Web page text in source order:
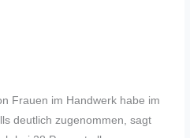
Frauen im Handwerk habe im
deutlich zugenommen, sagt